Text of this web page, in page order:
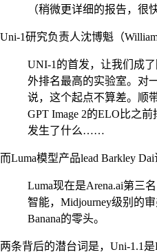
（稍微更详细的报告，很
Uni-1研究负责人沈博魁（William
UNI-1的首发，让我们成了
外排名最高的实验室。对
说，这个起点不算差。顺
GPT Image 2的ELO比之
发生了什么……
而Luma模型产品lead Barkley Dai
Luma现在是Arena.ai第三
智能，Midjourney级别的
Banana的零头。
两条背后的潜台词是，Uni-1.1